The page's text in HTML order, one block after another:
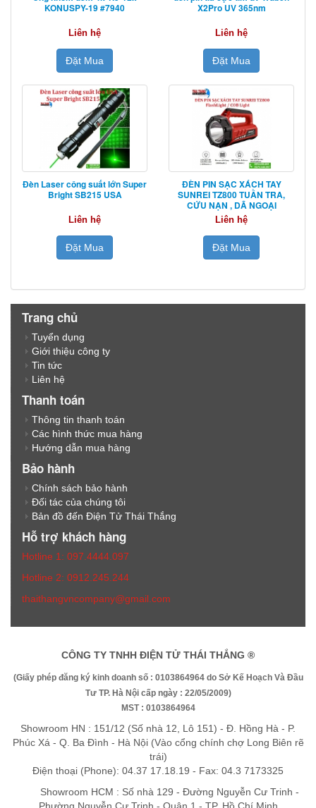
KONUSPY-19 #7940
Liên hệ
Đặt Mua
X2Pro UV 365nm
Liên hệ
Đặt Mua
Đèn Laser công suất lớn Super
Bright SB215 USA
Liên hệ
Đặt Mua
ĐÈN PIN SẠC XÁCH TAY
SUNREI TZ800 TUẦN TRA,
CỨU NẠN , DÃ NGOẠI
Liên hệ
Đặt Mua
Trang chủ
Tuyển dụng
Giới thiệu công ty
Tin tức
Liên hệ
Thanh toán
Thông tin thanh toán
Các hình thức mua hàng
Hướng dẫn mua hàng
Bảo hành
Chính sách bảo hành
Đối tác của chúng tôi
Bản đồ đến Điện Tử Thái Thắng
Hỗ trợ khách hàng
Hotline 1: 097.4444.097
Hotline 2: 0912.245.244
thaithangvncompany@gmail.com
CÔNG TY TNHH ĐIỆN TỬ THÁI THẮNG ®
(Giấy phép đăng ký kinh doanh số : 0103864964 do Sở Kế Hoạch Và Đầu
Tư TP. Hà Nội cấp ngày : 22/05/2009)
MST : 0103864964
Showroom HN : 151/12 (Số nhà 12, Lô 151) - Đ. Hồng Hà - P.
Phúc Xá - Q. Ba Đình - Hà Nội (Vào cổng chính chợ Long Biên rẽ
trái)
Điện thoại (Phone): 04.37 17.18.19 - Fax: 04.3 7173325
Showroom HCM : Số nhà 129 - Đường Nguyễn Cư Trinh -